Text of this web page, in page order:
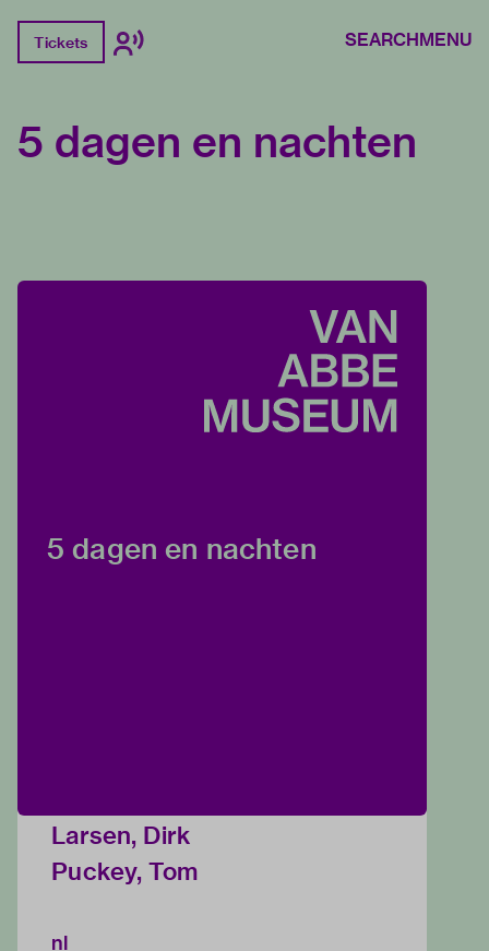
Tickets SEARCHMENU
5 dagen en nachten
5 dagen en nachten
Larsen, Dirk
Puckey, Tom
nl